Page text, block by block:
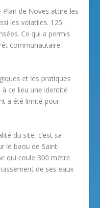
Plan de Noves attire les
les volatiles. 125
Ce qui a permis
communautaire
et les pratiques
ce lieu une identité
a été limité pour
du site, c’est sa
le baou de Saint-
qui coule 300 mètre
de ses eaux